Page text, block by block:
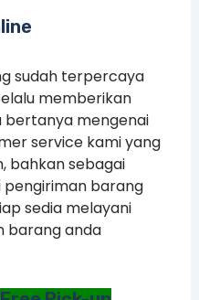
sudah terpercaya
memberikan
bertanya mengenai
service kami yang
bahkan sebagai
pengiriman barang
sedia melayani
barang anda